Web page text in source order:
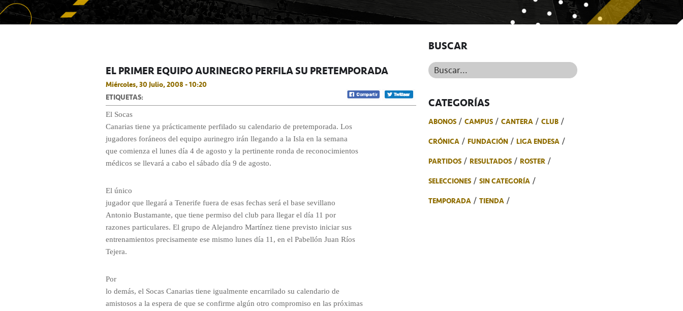
EL PRIMER EQUIPO AURINEGRO PERFILA SU PRETEMPORADA
Miércoles, 30 Julio, 2008 - 10:20
ETIQUETAS:
El Socas
Canarias tiene ya prácticamente perfilado su calendario de pretemporada. Los
jugadores foráneos del equipo aurinegro irán llegando a la Isla en la semana
que comienza el lunes día 4 de agosto y la pertinente ronda de reconocimientos
médicos se llevará a cabo el sábado día 9 de agosto.
El único
jugador que llegará a Tenerife fuera de esas fechas será el base sevillano
Antonio Bustamante, que tiene permiso del club para llegar el día 11 por
razones particulares. El grupo de Alejandro Martínez tiene previsto iniciar sus
entrenamientos precisamente ese mismo lunes día 11, en el Pabellón Juan Ríos
Tejera.
Por
lo demás, el Socas Canarias tiene igualmente encarrilado su calendario de
amistosos a la espera de que se confirme algún otro compromiso en las próximas
BUSCAR
Buscar...
CATEGORÍAS
ABONOS CAMPUS CANTERA
CLUB
CRÓNICA
FUNDACIÓN
LIGA ENDESA
PARTIDOS
RESULTADOS
ROSTER
SELECCIONES
SIN CATEGORÍA
TEMPORADA
TIENDA